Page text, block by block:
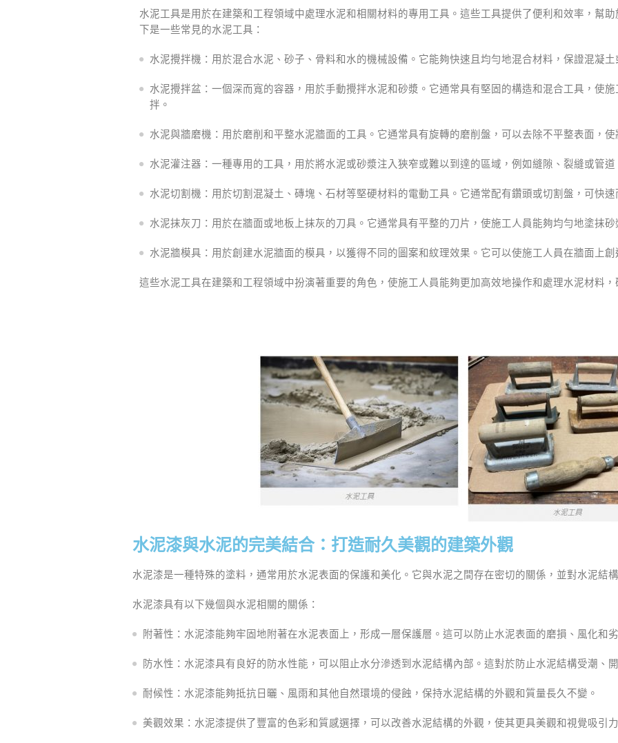
水泥工具是用於在建築和工程領域中處理水泥和相關材料的專用工具。這些工具提供了便利和效率，幫
下是一些常見的水泥工具：
水泥攪拌機：用於混合水泥、砂子、骨料和水的機械設備。它能夠快速且均勻地混合材料，保證混凝
水泥攪拌盆：一個深而寬的容器，用於手動攪拌水泥和砂漿。它通常具有堅固的構造和混合工具，使
拌。
水泥與牆磨機：用於磨削和平整水泥牆面的工具。它通常具有旋轉的磨削盤，可以去除不平整表面，
水泥灌注器：一種專用的工具，用於將水泥或砂漿注入狹窄或難以到達的區域，例如縫隙、裂縫或管道
水泥切割機：用於切割混凝土、磚塊、石材等堅硬材料的電動工具。它通常配有鑽頭或切割盤，可快
水泥抹灰刀：用於在牆面或地板上抹灰的刀具。它通常具有平整的刀片，使施工人員能夠均勻地塗抹
水泥牆模具：用於創建水泥牆面的模具，以獲得不同的圖案和紋理效果。它可以使施工人員在牆面上
這些水泥工具在建築和工程領域中扮演著重要的角色，使施工人員能夠更加高效地操作和處理水泥材料
水泥漆與水泥的完美結合：打造耐久美觀的建築外觀
水泥漆是一種特殊的塗料，通常用於水泥表面的保護和美化。它與水泥之間存在密切的關係，並對水泥結
水泥漆具有以下幾個與水泥相關的關係：
附著性：水泥漆能夠牢固地附著在水泥表面上，形成一層保護層。這可以防止水泥表面的磨損、風化和
防水性：水泥漆具有良好的防水性能，可以阻止水分滲透到水泥結構內部。這對於防止水泥結構受潮、
耐候性：水泥漆能夠抵抗日曬、風雨和其他自然環境的侵蝕，保持水泥結構的外觀和質量長久不變。
美觀效果：水泥漆提供了豐富的色彩和質感選擇，可以改善水泥結構的外觀，使其更具美觀和視覺吸引